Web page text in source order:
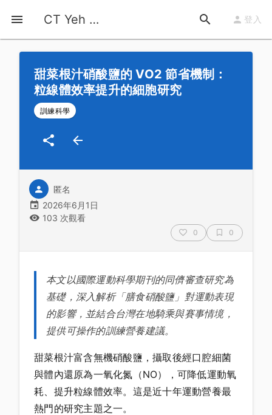
CT Yeh 公路車基地 登入
首頁 運動知識
甜菜根汁硝酸鹽的 VO2 節省機制：
粒線體效率提升的細胞研究
訓練科學
匿名
2026年6月1日
103 次觀看
0 0
本文以國際運動科學期刊的同儕審查研究為
基礎，深入解析「膳食硝酸鹽」對運動表現
的影響，並結合台灣在地騎乘與賽事情境，
提供可操作的訓練營養建議。
甜菜根汁富含無機硝酸鹽，攝取後經口腔細菌
與體內還原為一氧化氮（NO），可降低運動氧
耗、提升粒線體效率。這是近十年運動營養最
熱門的研究主題之一。